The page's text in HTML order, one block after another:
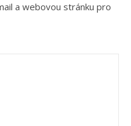
a webovou stránku pro